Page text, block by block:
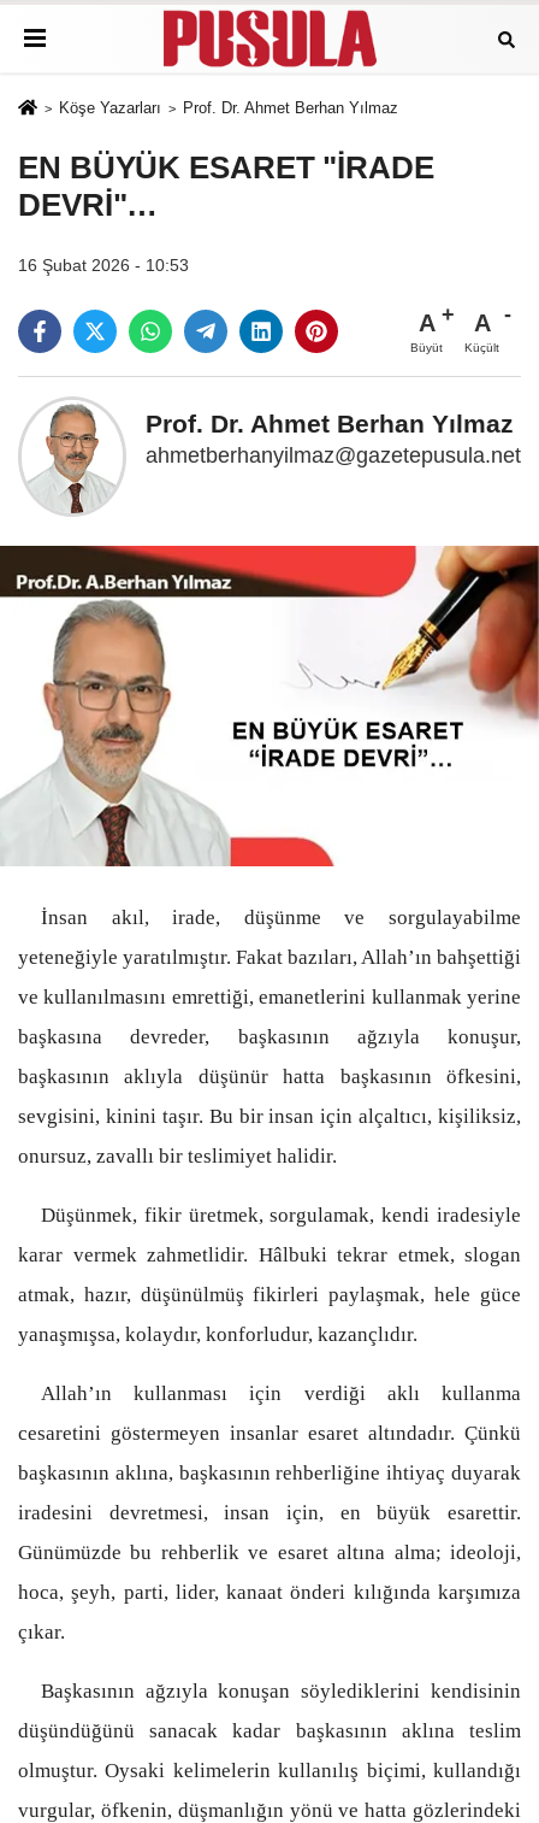
Köşe Yazarları Prof. Dr. Ahmet Berhan Yılmaz
EN BÜYÜK ESARET "İRADE
DEVRİ"…
16 Şubat 2026 - 10:53
A
Büyüt
A
Küçült
Prof. Dr. Ahmet Berhan Yılmaz
ahmetberhanyilmaz@gazetepusula.net
İnsan akıl, irade, düşünme ve sorgulayabilme
yeteneğiyle yaratılmıştır. Fakat bazıları, Allah’ın bahşettiği
ve kullanılmasını emrettiği, emanetlerini kullanmak yerine
başkasına devreder, başkasının ağzıyla konuşur,
başkasının aklıyla düşünür hatta başkasının öfkesini,
sevgisini, kinini taşır. Bu bir insan için alçaltıcı, kişiliksiz,
onursuz, zavallı bir teslimiyet halidir.
Düşünmek, fikir üretmek, sorgulamak, kendi iradesiyle
karar vermek zahmetlidir. Hâlbuki tekrar etmek, slogan
atmak, hazır, düşünülmüş fikirleri paylaşmak, hele güce
yanaşmışsa, kolaydır, konforludur, kazançlıdır.
Allah’ın kullanması için verdiği aklı kullanma
cesaretini göstermeyen insanlar esaret altındadır. Çünkü
başkasının aklına, başkasının rehberliğine ihtiyaç duyarak
iradesini devretmesi, insan için, en büyük esarettir.
Günümüzde bu rehberlik ve esaret altına alma; ideoloji,
hoca, şeyh, parti, lider, kanaat önderi kılığında karşımıza
çıkar.
Başkasının ağzıyla konuşan söylediklerini kendisinin
düşündüğünü sanacak kadar başkasının aklına teslim
olmuştur. Oysaki kelimelerin kullanılış biçimi, kullandığı
vurgular, öfkenin, düşmanlığın yönü ve hatta gözlerindeki